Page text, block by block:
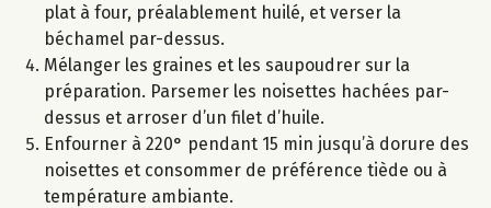
plat à four, préalablement huilé, et verser la
béchamel par-dessus.
Mélanger les graines et les saupoudrer sur la
préparation. Parsemer les noisettes hachées par-
dessus et arroser d’un filet d’huile.
Enfourner à 220° pendant 15 min jusqu’à dorure des
noisettes et consommer de préférence tiède ou à
température ambiante.